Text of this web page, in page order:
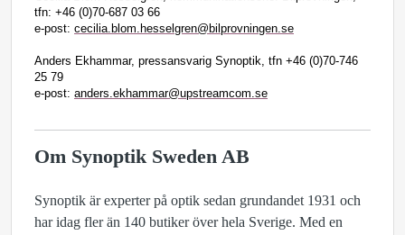
tfn: +46 (0)70-687 03 66
e-post: cecilia.blom.hesselgren@bilprovningen.se
Anders Ekhammar, pressansvarig Synoptik, tfn +46 (0)70-746
25 79
e-post: anders.ekhammar@upstreamcom.se
Om Synoptik Sweden AB
Synoptik är experter på optik sedan grundandet 1931 och
har idag fler än 140 butiker över hela Sverige. Med en